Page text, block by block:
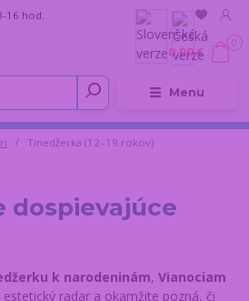
Menu
16 hod.
0
0,00 €
Tínedžerka (12–19 rokov)
dospievajúce
k narodeninám,Vianociam
radar a okamžite pozná, či